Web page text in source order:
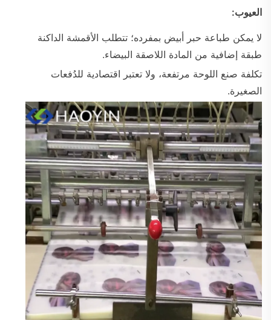
العيوب:
لا يمكن طباعة حبر أبيض بمفرده؛ تتطلب الأقمشة الداكنة
طبقة إضافية من المادة اللاصقة البيضاء.
تكلفة صنع اللوحة مرتفعة، ولا تعتبر اقتصادية للدُفعات
الصغيرة.